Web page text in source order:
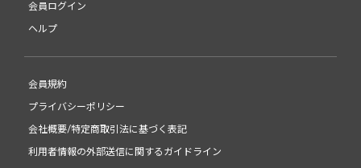
会員ログイン
ヘルプ
会員規約
プライバシーポリシー
会社概要/特定商取引法に基づく表記
利用者情報の外部送信に関するガイドライン